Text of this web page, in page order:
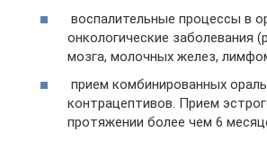
воспалительные процессы в
онкологические заболевания
мозга, молочных желез,
прием комбинированных
контрацептивов. Прием
протяжении более чем 6